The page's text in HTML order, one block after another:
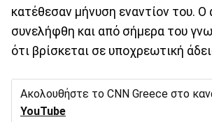
κατέθεσαν μήνυση εναντίον του. Ο
συνελήφθη και από σήμερα του
ότι βρίσκεται σε υποχρεωτική
Ακολουθήστε το CNN Greece στο
YouTube